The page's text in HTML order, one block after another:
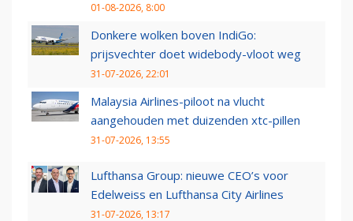
01-08-2026, 8:00
Donkere wolken boven IndiGo:
prijsvechter doet widebody-vloot weg
31-07-2026, 22:01
Malaysia Airlines-piloot na vlucht
aangehouden met duizenden xtc-pillen
31-07-2026, 13:55
Lufthansa Group: nieuwe CEO’s voor
Edelweiss en Lufthansa City Airlines
31-07-2026, 13:17